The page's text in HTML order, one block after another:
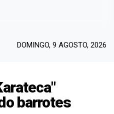
DOMINGO, 9 AGOSTO, 2026
barrotes